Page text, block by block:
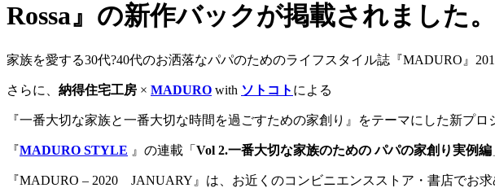
Rossa』の新作バックが掲載されました。
家族を愛する30代?40代のお洒落なパパのためのライフスタイル誌『MADURO』
さらに、 納得住宅工房 × MADURO with ソトコト による
『一番大切な家族と一番大切な時間を過ごすための家創り』をテーマにした新プロ
『MADURO STYLE 』の連載 「 Vol 2.一番大切な家族のための パパの家創り実例編
『MADURO – 2020 JANUARY』は、お近くのコンビニエンスストア・書店でお